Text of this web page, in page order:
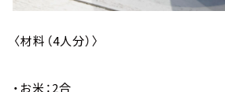
〈材料（4人分）〉
・お米：2合